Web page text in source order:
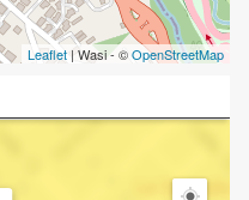
Leaflet| Wasi - ©OpenStreetMap